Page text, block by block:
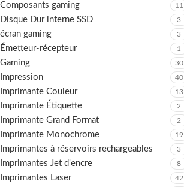
Composants gaming 11
Disque Dur interne SSD 3
écran gaming 3
Émetteur-récepteur 1
Gaming 30
Impression 40
Imprimante Couleur 13
Imprimante Étiquette 2
Imprimante Grand Format 2
Imprimante Monochrome 19
Imprimantes à réservoirs rechargeables 3
Imprimantes Jet d'encre 8
Imprimantes Laser 42